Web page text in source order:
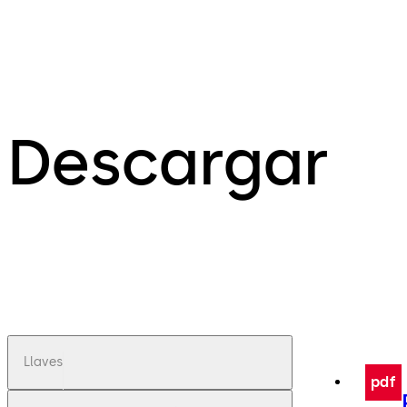
Descargar
Llaves
pdf